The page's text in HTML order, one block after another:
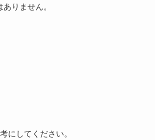
りません。
にしてください。